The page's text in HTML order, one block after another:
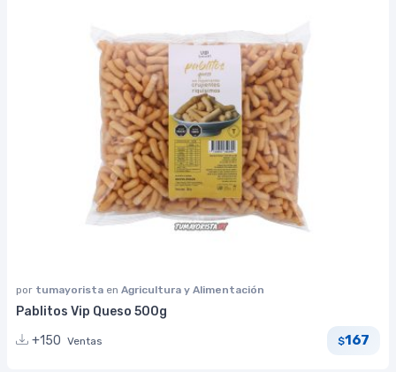
por tumayorista en Agricultura y Alimentación
Pablitos Vip Queso 500g
+150 Ventas $167